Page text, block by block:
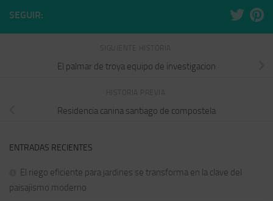
SEGUIR:
El palmar de troya equipo de investigacion
Residencia canina santiago de compostela
ENTRADAS RECIENTES
El riego eficiente para jardines se transforma en la clave del
paisajismo moderno